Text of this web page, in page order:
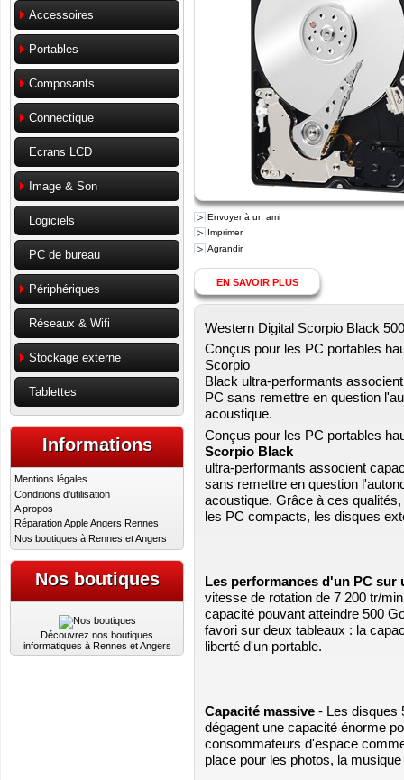
Accessoires
Portables
Composants
Connectique
Ecrans LCD
Image & Son
Logiciels
PC de bureau
Périphériques
Réseaux & Wifi
Stockage externe
Tablettes
Informations
Mentions légales
Conditions d'utilisation
A propos
Réparation Apple Angers Rennes
Nos boutiques à Rennes et Angers
Nos boutiques
Découvrez nos boutiques
informatiques à Rennes et Angers
Envoyer à un ami
Imprimer
Agrandir
EN SAVOIR PLUS
Western Digital Scorpio Black
Conçus pour les PC portables
Scorpio
Black ultra-performants
PC sans remettre en question
acoustique.
Conçus pour les PC portables
Scorpio Black
ultra-performants associent
sans remettre en question
acoustique. Grâce à ces
les PC compacts, les disques
Les performances d'un PC
vitesse de rotation de 7 200 tr/
capacité pouvant atteindre 500
favori sur deux tableaux : la
liberté d'un portable.
Capacité massive - Les disques
dégagent une capacité énorme
consommateurs d'espace
place pour les photos, la